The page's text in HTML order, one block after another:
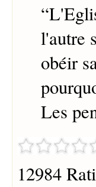
“
l'autre
obéir
Les
12984